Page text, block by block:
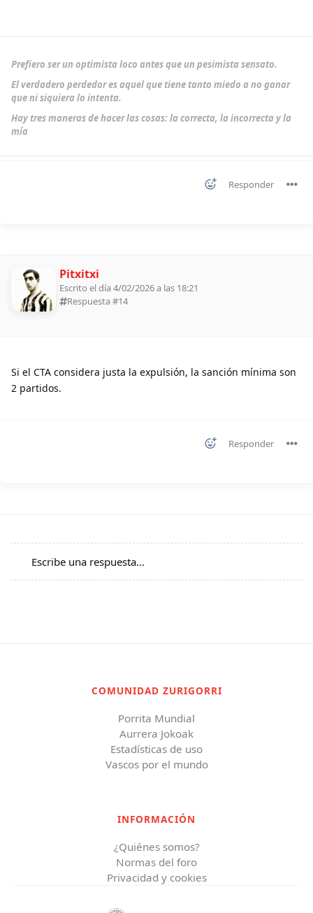
Prefiero ser un optimista loco antes que un pesimista sensato.
El verdadero perdedor es aquel que tiene tanto miedo a no ganar
que ni siquiera lo intenta.
Hay tres maneras de hacer las cosas: la correcta, la incorrecta y la
mía
Responder
Pitxitxi
Escrito el día 4/02/2026 a las 18:21
Respuesta #14
Si el CTA considera justa la expulsión, la sanción mínima son
2 partidos.
Responder
Escribe una respuesta...
COMUNIDAD ZURIGORRI
Porrita Mundial
Aurrera Jokoak
Estadísticas de uso
Vascos por el mundo
INFORMACIÓN
¿Quiénes somos?
Normas del foro
Privacidad y cookies